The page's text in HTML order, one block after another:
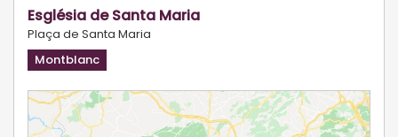
Església de Santa Maria
Plaça de Santa Maria
Montblanc